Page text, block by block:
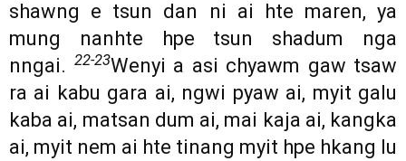
shawng e tsun dan ni ai hte maren, ya
mung nanhte hpe tsun shadum nga
nngai. 22-23Wenyi a asi chyawm gaw tsaw
ra ai kabu gara ai, ngwi pyaw ai, myit galu
kaba ai, matsan dum ai, mai kaja ai, kangka
ai, myit nem ai hte tinang myit hpe hkang lu